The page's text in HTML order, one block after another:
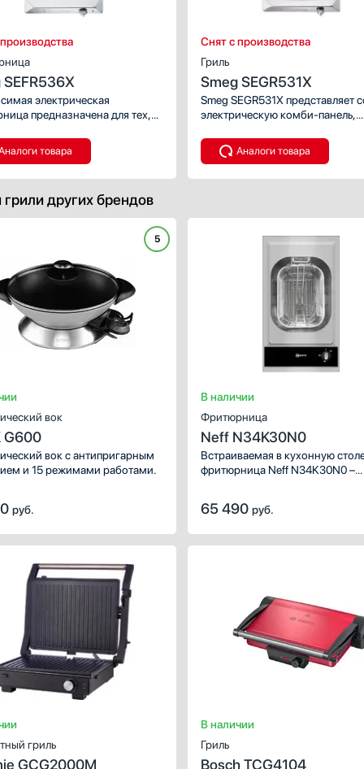
SEFR536X
электрическая
предназначена для тех,
чаша из нержавеющей стали
впишется в интерьер.
товара
Снят с производства
Гриль
Smeg SEGR531X
Smeg SEGR531X представляет
электрическую комби-панель,
регулировкой мощности и
поворотными переключателями.
Аналоги товара
других брендов
5
вок
G600
вок с антипригарным
и 15 режимами работами.
руб.
В наличии
Фритюрница
Neff N34K30N0
Встраиваемая в кухонную
фритюрница Neff N34K30N0 –
без аппетитного картофеля-фри
65 490 руб.
гриль
GCG2000M
В наличии
Гриль
Bosch TCG4104